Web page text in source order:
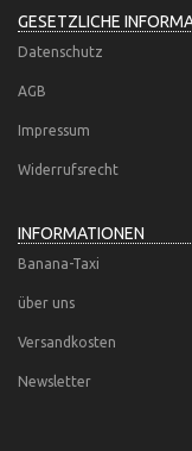
GESETZLICHE
Datenschutz
AGB
Impressum
Widerrufsrecht
INFORMATIONEN
Banana-Taxi
über uns
Versandkosten
Newsletter